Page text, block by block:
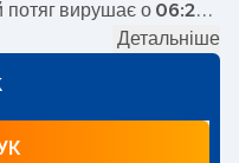
потяг вирушає о 06:28з
Kosieczyńska, 66-
нижчу ціну квитка і
Детальніше